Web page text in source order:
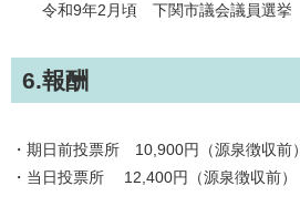
令和9年2月頃 下関市議会議員選挙
6.報酬
・期日前投票所 10,900円（源泉徴収前）
・当日投票所 12,400円（源泉徴収前）